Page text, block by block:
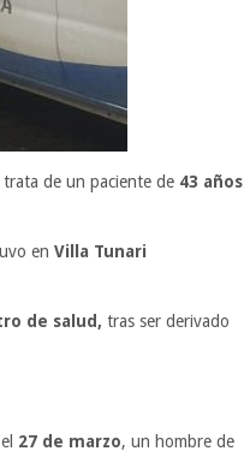
trata de un paciente de 43 años
en Villa Tunari
de salud, tras ser derivado
27 de marzo, un hombre de